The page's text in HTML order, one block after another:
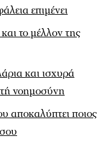
επιμένει
το μέλλον της
και ισχυρά
νοημοσύνη
αποκαλύπτει ποιος